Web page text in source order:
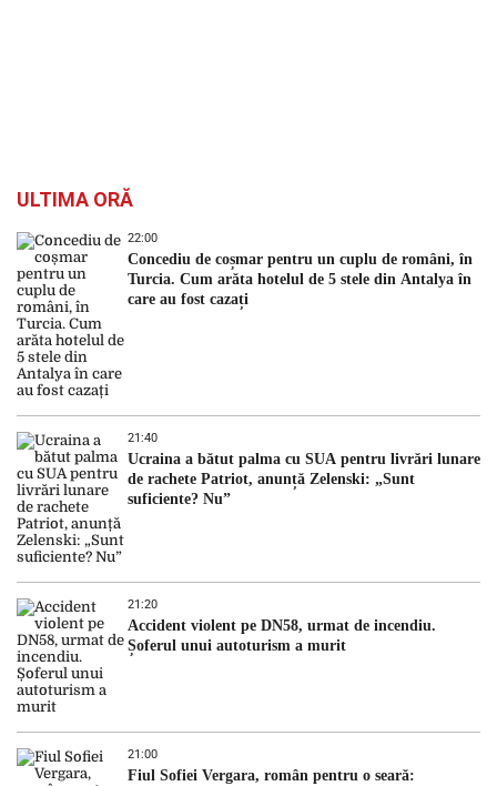
ULTIMA ORĂ
22:00
Concediu de coșmar pentru un cuplu de români, în
Turcia. Cum arăta hotelul de 5 stele din Antalya în
care au fost cazați
21:40
Ucraina a bătut palma cu SUA pentru livrări lunare
de rachete Patriot, anunță Zelenski: „Sunt
suficiente? Nu”
21:20
Accident violent pe DN58, urmat de incendiu.
Șoferul unui autoturism a murit
21:00
Fiul Sofiei Vergara, român pentru o seară: